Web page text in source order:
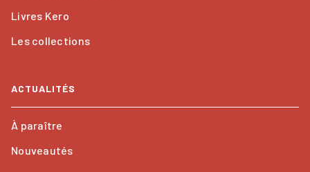
Livres Kero
Les collections
ACTUALITÉS
À paraître
Nouveautés